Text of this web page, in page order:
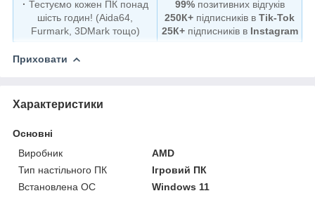
· Тестуємо кожен ПК понад
шість годин! (Aida64,
Furmark, 3DMark тощо)
99% позитивних відгуків
250К+ підписників в Tik-Tok
25К+ підписників в Instagram
Приховати
Характеристики
Основні
Виробник
AMD
Тип настільного ПК
Ігровий ПК
Встановлена ОС
Windows 11